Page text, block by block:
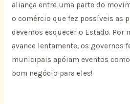
aliança entre uma parte do
o comércio que fez possíveis as
devemos esquecer o Estado. Por
avance lentamente, os governos
municipais apóiam eventos como
bom negócio para eles!